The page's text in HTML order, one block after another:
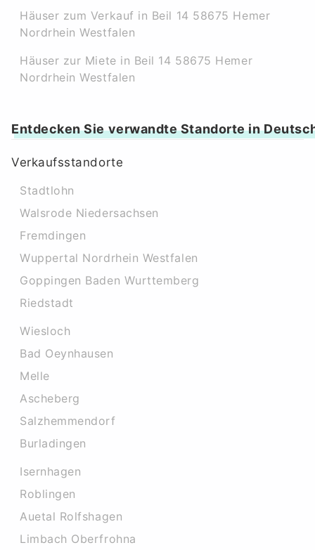
Häuser zum Verkauf in Beil 14 58675 Hemer
Nordrhein Westfalen
Häuser zur Miete in Beil 14 58675 Hemer
Nordrhein Westfalen
Entdecken Sie verwandte Standorte in
Verkaufsstandorte
Stadtlohn
Walsrode Niedersachsen
Fremdingen
Wuppertal Nordrhein Westfalen
Goppingen Baden Wurttemberg
Riedstadt
Wiesloch
Bad Oeynhausen
Melle
Ascheberg
Salzhemmendorf
Burladingen
Isernhagen
Roblingen
Auetal Rolfshagen
Limbach Oberfrohna